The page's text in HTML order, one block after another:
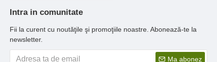
Intra in comunitate
Fii la curent cu noutăţile şi promoţiile noastre. Abonează-te la
newsletter.
Ma abonez